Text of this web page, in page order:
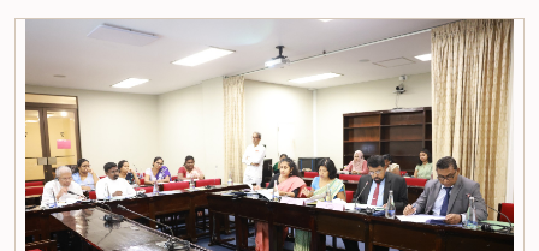
கணக்காய்வாளர் நாயகத்தின் பொறுப்புகள், அரச நிதி மேற்பார்வை மற்றும் கணக்காய்வுத் துறையின்
சுயாதீனத் தன்மை உள்ளிட்ட விடயங்களை கருத்தில் கொண்டு, சம்பள மட்டம் தொடர்பாக குழுத்
தலைவர் உள்ளிட்ட உறுப்பினர்கள் தமது கருத்துகளையும் பரிந்துரைகளையும் முன்வைத்தனர்.மேலும்,
அரசியலமைப்பின் 170 ஆம் உறுப்புரையின் பிரகாரம், கணக்காய்வாளர் நாயகம் ஒரு அரசாங்க ஊழியர்
அல்ல என்பதையும், நடைமுறையில் உள்ள அரசாங்க சம்பள அளவுகோலுக்கு வெளியே இப்பதவிக்கான
சம்பளத்தை விசேடமாக பரிசீலிக்க முடியும் என்பதையும் குழு சுட்டிக்காட்டியது.முன்மொழியப்பட்ட சம்பளத்
தொகை, முன்னர் பதவி வகித்த கணக்காய்வாளர் நாயகங்களின் சம்பளங்களையும் கருத்தில் கொண்டு
நிர்ணயிக்கப்பட்டதாக அதிகாரிகள் தெரிவித்தனர். இதற்கு முன்னர், சம்பளங்கள் மற்றும் பணியாளர்
ஆணைக்குழுவே இத்தகைய சம்பளங்களை நிர்ணயித்து வந்த போதிலும், தற்போது அத்தகைய
ஆணைக்குழு இல்லையெனவும் அதிகாரிகள் குறிப்பிட்டனர்.கணக்காய்வாளர் நாயகத்திற்கான
முன்மொழியப்பட்ட சம்பள மட்டத்தை குழு அங்கீகரித்திருந்தாலும், அப்பதவிக்கு வழங்கப்பட்டுள்ள